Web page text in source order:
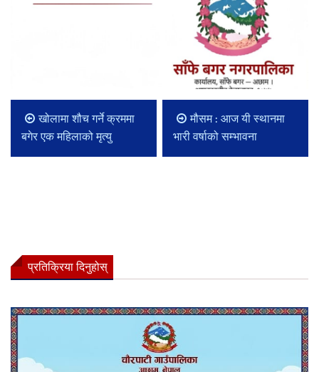
खोलामा शौच गर्ने क्रममा
बगेर एक महिलाको मृत्यु
मौसम : आज यी स्थानमा
भारी वर्षाको सम्भावना
प्रतिक्रिया दिनुहोस्